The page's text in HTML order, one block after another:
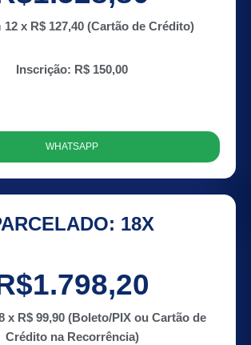
12 x R$ 127,40 (Cartão de Crédito)
Inscrição: R$ 150,00
WHATSAPP
18X
x R$ 99,90 (Boleto/PIX ou Cartão de
Crédito na Recorrência)